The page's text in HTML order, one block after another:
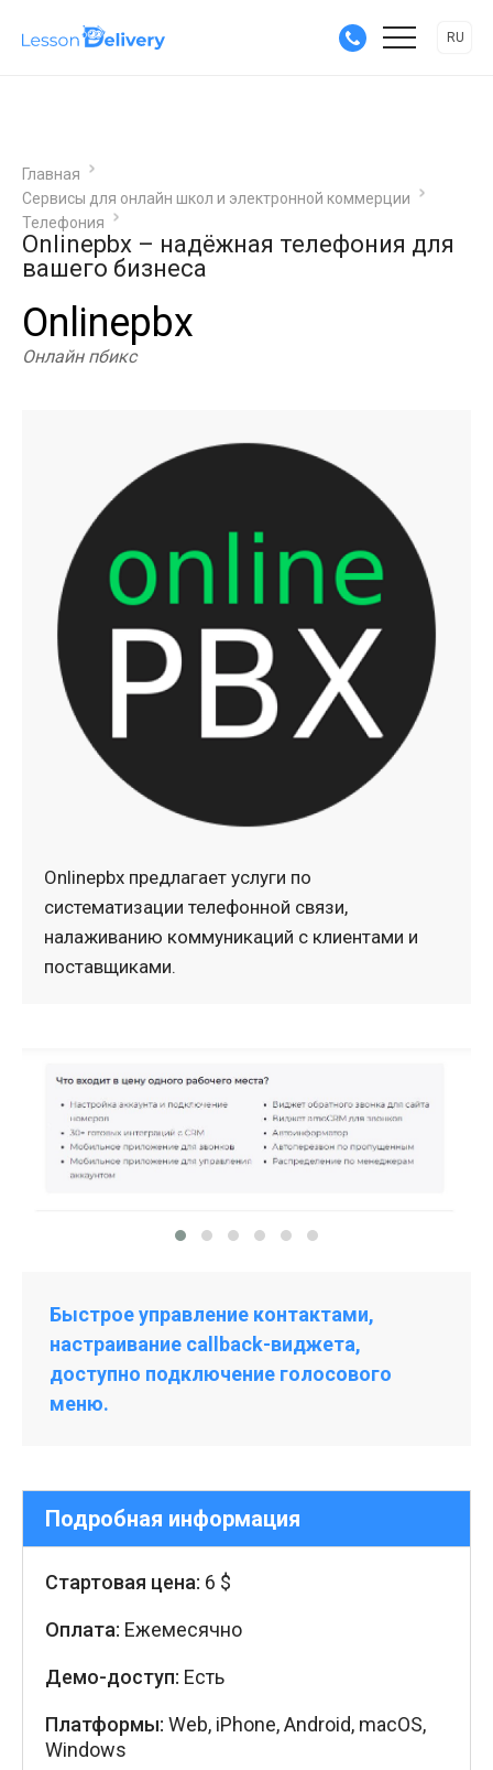
RU
Главная
Сервисы для онлайн школ и электронной коммерции
Телефония
Onlinepbx – надёжная телефония для
вашего бизнеса
Onlinepbx
Онлайн пбикс
Onlinepbx предлагает услуги по
систематизации телефонной связи,
налаживанию коммуникаций с клиентами и
поставщиками.
Быстрое управление контактами,
настраивание callback-виджета,
доступно подключение голосового
меню.
Подробная информация
Стартовая цена: 6 $
Оплата: Ежемесячно
Демо-доступ: Есть
Платформы: Web, iPhone, Android, macOS,
Windows